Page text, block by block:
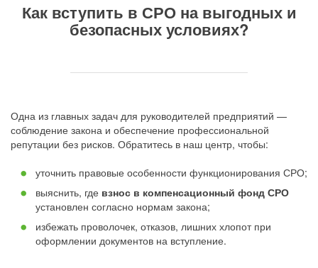
Как вступить в СРО на выгодных и
безопасных условиях?
Одна из главных задач для руководителей предприятий —
соблюдение закона и обеспечение профессиональной
репутации без рисков. Обратитесь в наш центр, чтобы:
уточнить правовые особенности функционирования СРО;
выяснить, где взнос в компенсационный фонд СРО
установлен согласно нормам закона;
избежать проволочек, отказов, лишних хлопот при
оформлении документов на вступление.